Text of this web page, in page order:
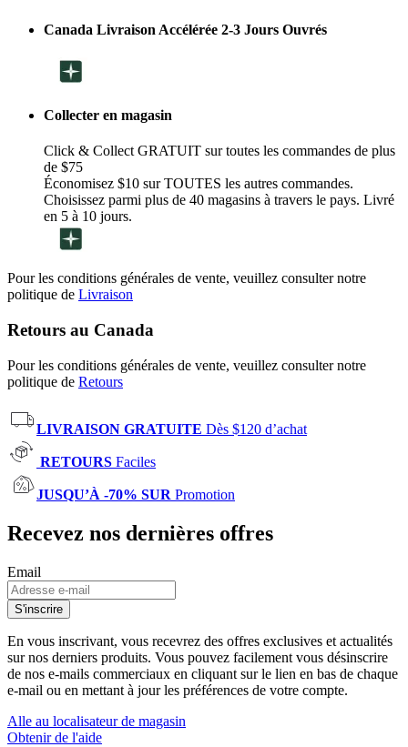
Canada Livraison Accélérée 2-3 Jours Ouvrés
Collecter en magasin
Click & Collect GRATUIT sur toutes les commandes de plus
de $75
Économisez $10 sur TOUTES les autres commandes.
Choisissez parmi plus de 40 magasins à travers le pays. Livré
en 5 à 10 jours.
Pour les conditions générales de vente, veuillez consulter notre
politique de Livraison
Retours au Canada
Pour les conditions générales de vente, veuillez consulter notre
politique de Retours
LIVRAISON GRATUITE Dès $120 d’achat
RETOURS Faciles
JUSQU’À -70% SUR Promotion
Recevez nos dernières offres
Email
S'inscrire
En vous inscrivant, vous recevrez des offres exclusives et actualités
sur nos derniers produits. Vous pouvez facilement vous désinscrire
de nos e-mails commerciaux en cliquant sur le lien en bas de chaque
e-mail ou en mettant à jour les préférences de votre compte.
Alle au localisateur de magasin
Obtenir de l'aide